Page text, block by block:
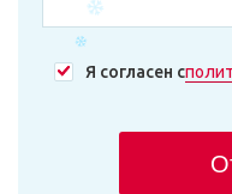
Я согласен с